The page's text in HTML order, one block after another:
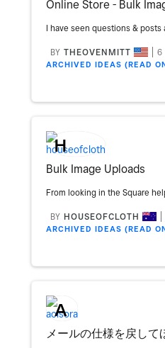
Online Store - Bulk
BY THEOVENMITT 6
ARCHIVED IDEAS (READ
H
Bulk Image Uploads
BY HOUSEOFCLOTH
ARCHIVED IDEAS (READ
A
メールの仕様を戻して